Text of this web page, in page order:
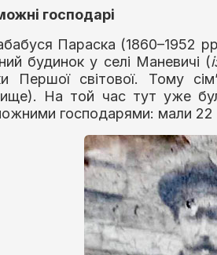
господарі
Параска (1860–1952
будинок у селі Маневичі (
Першої світової. Тому
На той час тут уже
господарями: мали 22